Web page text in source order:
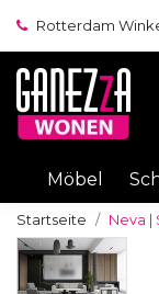
Rotterdam
Möbel
Startseite Neva |